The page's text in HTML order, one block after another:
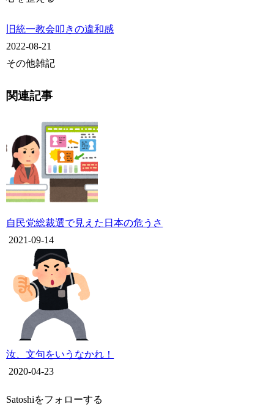
旧統一教会叩きの違和感
2022-08-21
その他雑記
関連記事
自民党総裁選で見えた日本の危うさ
2021-09-14
汝、文句をいうなかれ！
2020-04-23
Satoshiをフォローする